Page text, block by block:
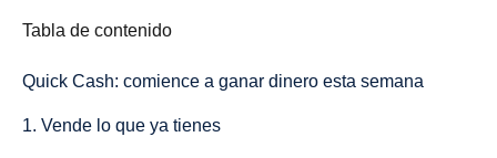
Tabla de contenido
Quick Cash: comience a ganar dinero esta semana
1. Vende lo que ya tienes